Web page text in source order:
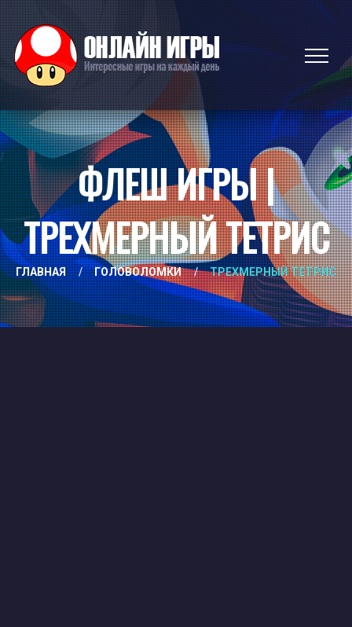
ФЛЕШ ИГРЫ |
ТРЕХМЕРНЫЙ ТЕТРИС
ГЛАВНАЯ / ГОЛОВОЛОМКИ / ТРЕХМЕРНЫЙ ТЕТРИС